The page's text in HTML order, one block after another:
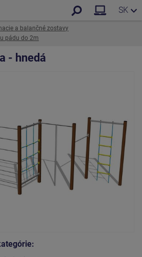
SK
a balančné zostavy
pádu do 2m
- hnedá